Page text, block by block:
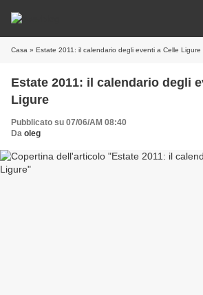
Casa » Estate 2011: il calendario degli eventi a Celle Ligure
Estate 2011: il calendario degli
Ligure
Pubblicato su 07/06/AM 08:40
Da oleg